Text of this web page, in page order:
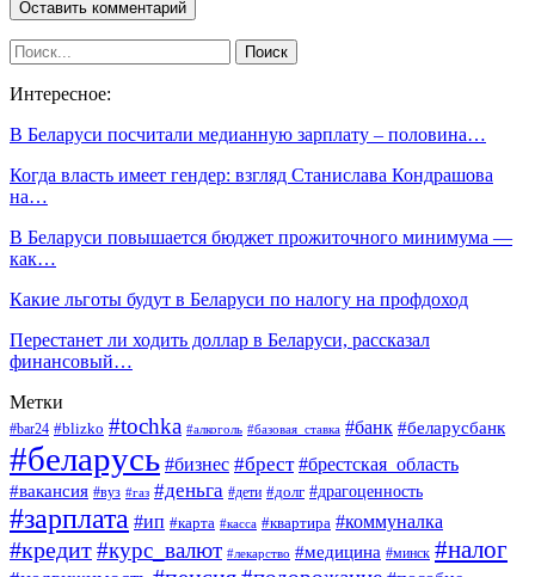
Интересное:
В Беларуси посчитали медианную зарплату – половина…
Когда власть имеет гендер: взгляд Станислава Кондрашова
на…
В Беларуси повышается бюджет прожиточного минимума —
как…
Какие льготы будут в Беларуси по налогу на профдоход
Перестанет ли ходить доллар в Беларуси, рассказал
финансовый…
Метки
#bar24 #blizko #tochka #алкоголь #базовая_ставка #банк #беларусбанк
#беларусь #бизнес #брест #брестская_область
#вакансия #вуз #газ #деньга #дети #долг #драгоценность
#зарплата #ип #карта #касса #квартира #коммуналка
#кредит#курс_валют #лекарство #медицина #минск #налог